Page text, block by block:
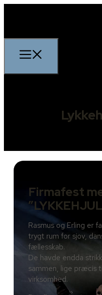
Firmafest
Rasmus og Erling er
trygt rum for sjov,
fællesskab.
De havde endda
sammen, lige præcis
virksomhed.